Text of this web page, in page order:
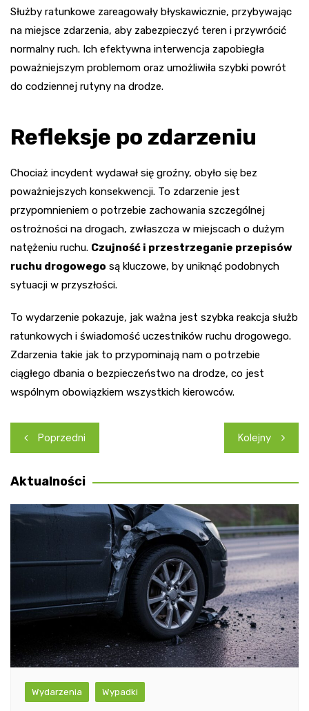
Służby ratunkowe zareagowały błyskawicznie, przybywając
na miejsce zdarzenia, aby zabezpieczyć teren i przywrócić
normalny ruch. Ich efektywna interwencja zapobiegła
poważniejszym problemom oraz umożliwiła szybki powrót
do codziennej rutyny na drodze.
Refleksje po zdarzeniu
Chociaż incydent wydawał się groźny, obyło się bez
poważniejszych konsekwencji. To zdarzenie jest
przypomnieniem o potrzebie zachowania szczególnej
ostrożności na drogach, zwłaszcza w miejscach o dużym
natężeniu ruchu. Czujność i przestrzeganie przepisów
ruchu drogowego są kluczowe, by uniknąć podobnych
sytuacji w przyszłości.
To wydarzenie pokazuje, jak ważna jest szybka reakcja służb
ratunkowych i świadomość uczestników ruchu drogowego.
Zdarzenia takie jak to przypominają nam o potrzebie
ciągłego dbania o bezpieczeństwo na drodze, co jest
wspólnym obowiązkiem wszystkich kierowców.
Nawigacja
wpisu
Poprzedni Kolejny
Aktualności
Wydarzenia Wypadki